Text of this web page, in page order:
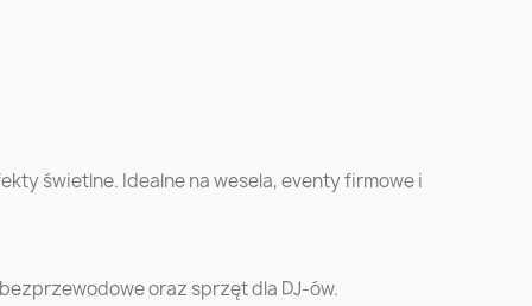
Opole Tychy
świetlne. Idealne na wesela, eventy firmowe i
oraz sprzęt dla DJ-ów.